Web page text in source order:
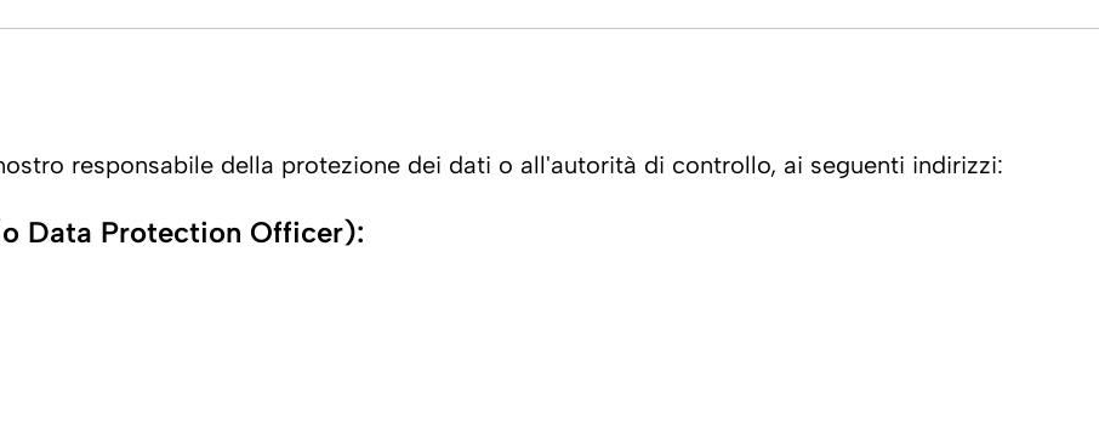
responsabile della protezione dei dati o all'autorità di controllo, ai seguenti indirizzi:
Data Protection Officer):